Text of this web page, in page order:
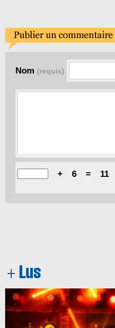
Nom (requis)
+ 6 = 11